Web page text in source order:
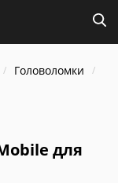
Головоломки
для